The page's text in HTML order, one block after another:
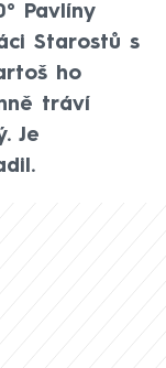
Pavlíny
Starostů s
ho
tráví
Je